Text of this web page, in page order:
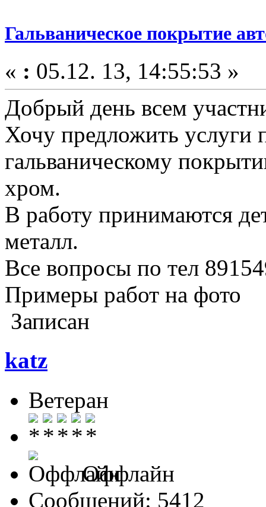
Гальваническое покрытие
« : 05.12. 13, 14:55:53 »
Добрый день всем
Хочу предложить услуги
гальваническому
хром.
В работу принимаются
металл.
Все вопросы по тел
Примеры работ на фото
Записан
katz
Ветеран
Оффлайн
Сообщений: 5412